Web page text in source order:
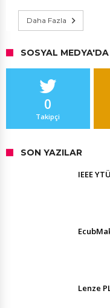
Daha Fazla
SOSYAL
0
Takipçi
SON YAZILAR
IEEE
Lenze